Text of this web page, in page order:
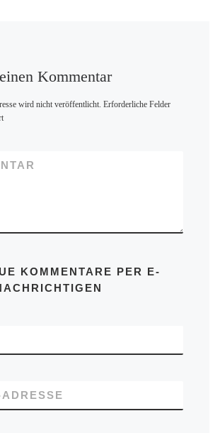
Kommentar
wird nicht veröffentlicht. Erforderliche Felder
KOMMENTARE PER E-